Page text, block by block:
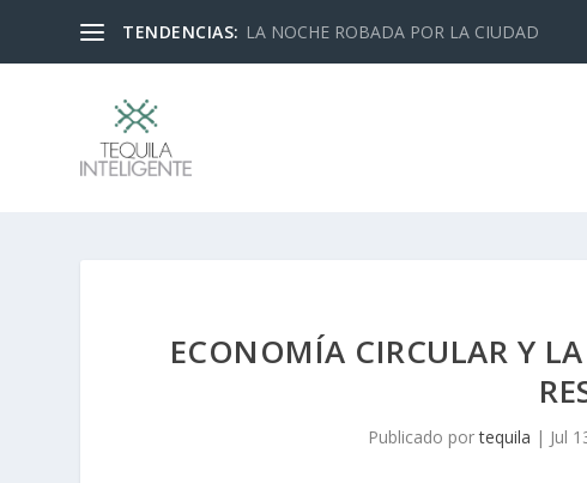
TENDENCIAS: LA NOCHE ROBADA POR LA CIUDAD
ECONOMÍA CIRCULAR Y
Publicado portequila | Jul